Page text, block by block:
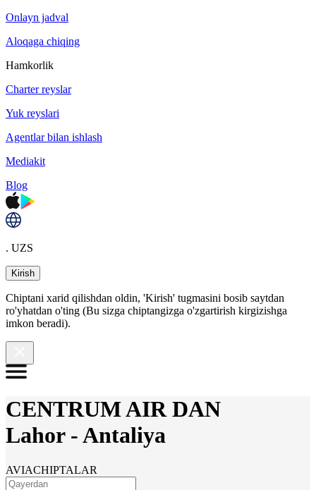
Onlayn jadval
Aloqaga chiqing
Hamkorlik
Charter reyslar
Yuk reyslari
Agentlar bilan ishlash
Mediakit
Blog
. UZS
Kirish
Chiptani xarid qilishdan oldin, 'Kirish' tugmasini bosib saytdan
ro'yhatdan o'ting (Bu sizga chiptangizga o'zgartirish kirgizishga
imkon beradi).
CENTRUM AIR DAN
Lahor-Antaliya
AVIACHIPTALAR